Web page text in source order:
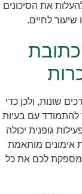
את הסיכונים
שיעור לחיים.
שונות, ולכן כדי
להתמודד עם בעיות
גופנית יכולה
אימונים מותאמת
שמספקת לכם את כל